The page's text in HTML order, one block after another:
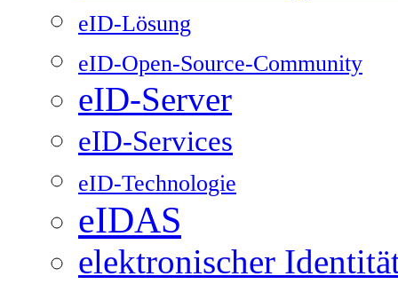
eID-Lösung
eID-Open-Source-Community
eID-Server
eID-Services
eID-Technologie
eIDAS
elektronischer